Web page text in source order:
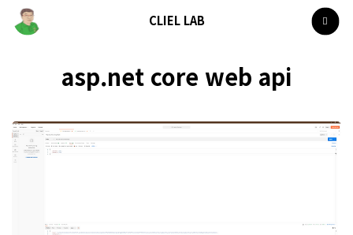
CLIEL LAB
asp.net core web api